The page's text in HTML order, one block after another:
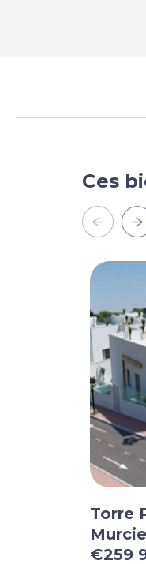
Ces
Torre
Murcie
€259